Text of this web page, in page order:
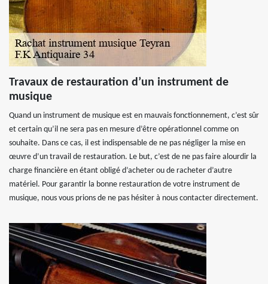
Travaux de restauration d’un instrument de
musique
Quand un instrument de musique est en mauvais fonctionnement, c’est sûr
et certain qu’il ne sera pas en mesure d’être opérationnel comme on
souhaite. Dans ce cas, il est indispensable de ne pas négliger la mise en
œuvre d’un travail de restauration. Le but, c’est de ne pas faire alourdir la
charge financière en étant obligé d’acheter ou de racheter d’autre
matériel. Pour garantir la bonne restauration de votre instrument de
musique, nous vous prions de ne pas hésiter à nous contacter directement.